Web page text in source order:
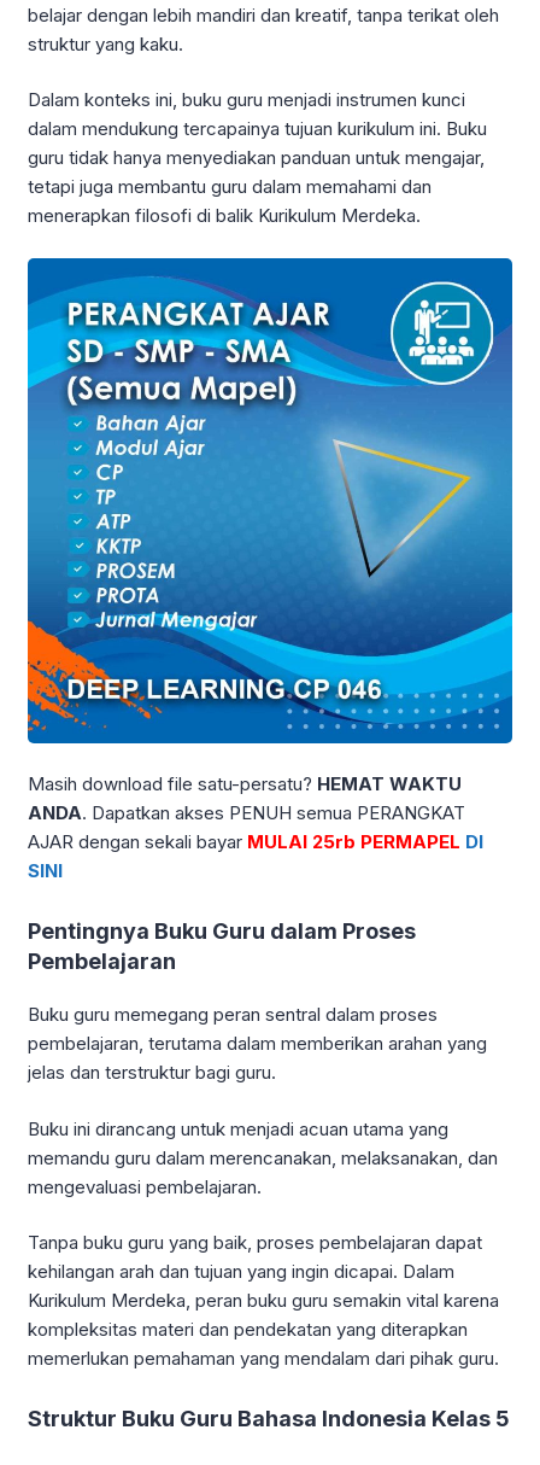
belajar dengan lebih mandiri dan kreatif, tanpa terikat oleh
struktur yang kaku.
Dalam konteks ini, buku guru menjadi instrumen kunci
dalam mendukung tercapainya tujuan kurikulum ini. Buku
guru tidak hanya menyediakan panduan untuk mengajar,
tetapi juga membantu guru dalam memahami dan
menerapkan filosofi di balik Kurikulum Merdeka.
Masih download file satu-persatu? HEMAT WAKTU
ANDA. Dapatkan akses PENUH semua PERANGKAT
AJAR dengan sekali bayar MULAI 25rb PERMAPEL DI
SINI
Pentingnya Buku Guru dalam Proses
Pembelajaran
Buku guru memegang peran sentral dalam proses
pembelajaran, terutama dalam memberikan arahan yang
jelas dan terstruktur bagi guru.
Buku ini dirancang untuk menjadi acuan utama yang
memandu guru dalam merencanakan, melaksanakan, dan
mengevaluasi pembelajaran.
Tanpa buku guru yang baik, proses pembelajaran dapat
kehilangan arah dan tujuan yang ingin dicapai. Dalam
Kurikulum Merdeka, peran buku guru semakin vital karena
kompleksitas materi dan pendekatan yang diterapkan
memerlukan pemahaman yang mendalam dari pihak guru.
Struktur Buku Guru Bahasa Indonesia Kelas 5